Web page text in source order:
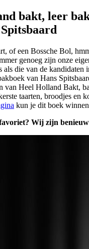
bakt, leer
of een Bossche Bol,
genoeg zijn onze
als die van de kandidaten
van Hans
van Heel Holland Bakt,
taarten, broodjes en
kun je dit boek
Wij zijn